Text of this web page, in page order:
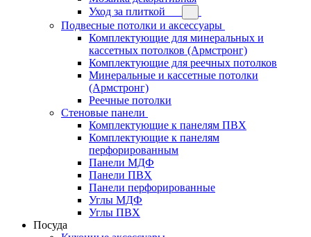
Уход за плиткой
Подвесные потолки и аксессуары
Комплектующие для минеральных и
кассетных потолков (Армстронг)
Комплектующие для реечных потолков
Минеральные и кассетные потолки
(Армстронг)
Реечные потолки
Стеновые панели
Комплектующие к панелям ПВХ
Комплектующие к панелям
перфорированным
Панели МДФ
Панели ПВХ
Панели перфорированные
Углы МДФ
Углы ПВХ
Посуда